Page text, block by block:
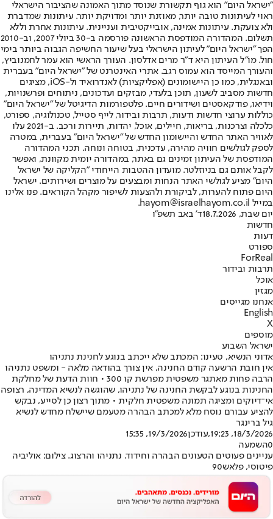
"ישראל היום" הוא גוף תקשורת שנוסד מתוך האמונה שהציבור הישראלי
ראוי לעיתונות טובה יותר, מאוזנת יותר ומדויקת יותר. עיתונות שמדברת
ולא צועקת. עיתונות אמינה, אובייקטיבית ועניינית. עיתונות אחרת וללא
תשלום. המהדורה המודפסת הראשונה פורסמה ב-30 ביולי 2007, וב-2010
הפך "ישראל היום" לעיתון הישראלי בעל שיעור החשיפה הגבוה ביותר בימי
חול. מו"ל העיתון היא ד"ר מרים אדלסון. העורך הראשי הוא עמר לחמנוביץ,
והעורך המייסד הוא עמוס רגב. אתרי האינטרנט של "ישראל היום" בעברית
ובאנגלית, כמו כן היישומונים (אפליקציות) לאנדרואיד ול-iOS, מציגים
חדשות מסביב לשעון, תוכן בלעדי, מבזקים ועדכונים, ניתוחים ופרשנויות,
וידיאו, פודקאסטים ושידורים חיים. פלטפורמות הדיגיטל של "ישראל היום"
כוללות ערוצי חדשות ודעות, תרבות ובידור, לייף סטייל, טכנולוגיה, ספורט,
כלכלה וצרכנות, בריאות, חיילים, אוכל, יהדות, תיירות ורכב. ב-2021 עלו
לאוויר האתר החדש והיישומון החדש של "ישראל היום" בעברית, במטרה
לספק לגולשים חוויה מהירה, עדכנית, בטוחה ונוחה. תכני המהדורה
המודפסת של העיתון זמינים גם באתר, במהדורה יומית מקוונת, ואפשר
לקבל אותם גם בניוזלטר. מועדון ההטבות הייחודי "הקליקה של ישראל
היום" מציע לגולשי האתר הנחות ומבצעים על מוצרים ושירותים. ישראל
היום פתוח להערות, לביקורת ולהצעות לשיפור מקהל הקוראים. פנו אלינו
במייל hayom@israelhayom.co.il.
יום שבת, 18.7.2026
ד' באב תשפ"ו
חדשות
דעות
ספורט
ForReal
תרבות ובידור
אוכל
מגזין
אנחנו מגייסים
English
X
מוספים
ישראל השבוע
אדוני הנשיא, טעינו: המכתב שלא ייכתב בנוגע לחנינת נתניהו
אין חובת הרשעה קודם החנינה, אין צורך בהודאה מלאה - ומשפט נתניהו
הרבה פחות מאתגר משפטית מפרשת קו 300 • חוות הדעת של מחלקת
החנינות בנוגע לבקשת החנינה של נתניהו, שהוגשה לנשיא המדינה, רצופה
אי־דיוקים ומציגה תמונה משפטית חלקית • מתוך רצון כן לסייע, נבקש
להציע עבורם נוסח מלא למכתב הבהרה מטעמם שיישלח מחדש לנשיא
גיל ברינגר
18/3/2026, 19:23
,עודכן19/3/2026, 15:35
0השמעה
עניינים פעוטים הטעונים הבהרה וחידוד. נתניהו והרצוג. צילום: אוליביה
פיטוסי, פלאש90